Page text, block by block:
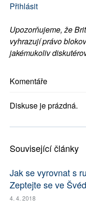
Přihlásit
Upozorňujeme, že
vyhrazují právo
jakémukoliv
Komentáře
Diskuse je prázdná.
Související články
Jak se vyrovnat s
Zeptejte se ve
4. 4. 2018